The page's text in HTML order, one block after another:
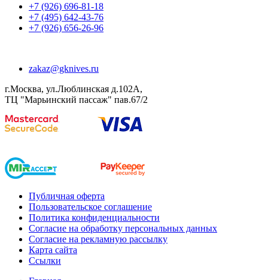
+7 (926) 696-81-18
+7 (495) 642-43-76
+7 (926) 656-26-96
zakaz@gknives.ru
г.Москва, ул.Люблинская д.102А,
ТЦ "Марьинский пассаж" пав.67/2
Публичная оферта
Пользовательское соглашение
Политика конфиденциальности
Согласие на обработку персональных данных
Согласие на рекламную рассылку
Карта сайта
Ссылки